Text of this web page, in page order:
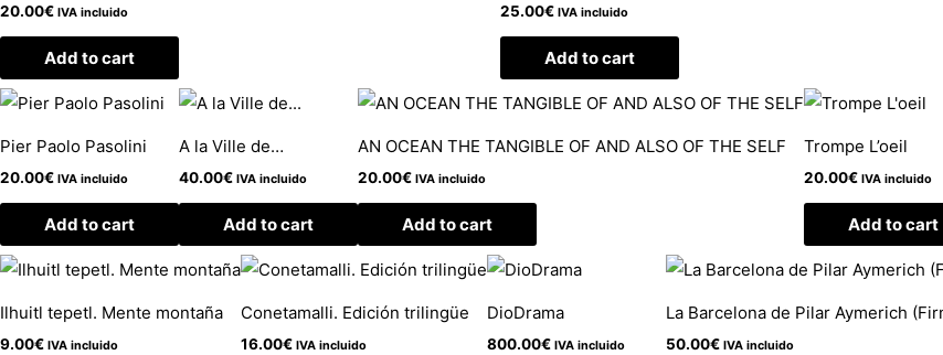
20.00€ IVA incluido
Add to cart
25.00€ IVA incluido
Add to cart
Pier Paolo Pasolini
20.00€ IVA incluido
Add to cart
A la Ville de…
40.00€ IVA incluido
Add to cart
AN OCEAN THE TANGIBLE OF AND ALSO OF THE SELF
20.00€ IVA incluido
Add to cart
Trompe L’oeil
20.00€ IVA incluido
Add to cart
Ilhuitl tepetl. Mente montaña
9.00€ IVA incluido
Conetamalli. Edición trilingüe
16.00€ IVA incluido
DioDrama
800.00€ IVA incluido
La Barcelona de Pilar Aymerich
50.00€ IVA incluido